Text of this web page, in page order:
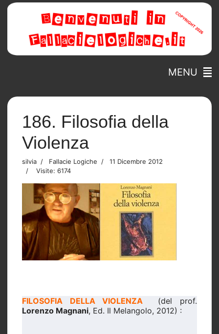
MENU
186. Filosofia della
Violenza
silvia Fallacie Logiche
11 Dicembre 2012
Visite: 6174
FILOSOFIA DELLA VIOLENZA
(del prof.
Lorenzo Magnani, Ed. Il Melangolo, 2012) :